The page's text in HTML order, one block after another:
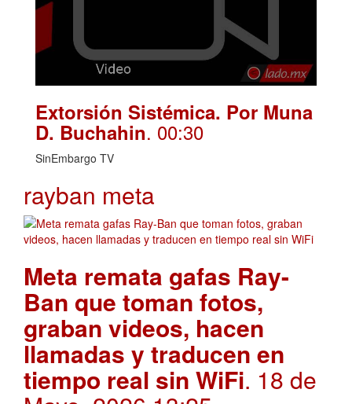
Extorsión Sistémica. Por Muna
D. Buchahin. 00:30
SinEmbargo TV
rayban meta
Meta remata gafas Ray-
Ban que toman fotos,
graban videos, hacen
llamadas y traducen en
tiempo real sin WiFi. 18 de